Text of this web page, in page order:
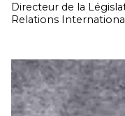
Directeur de la
Relations